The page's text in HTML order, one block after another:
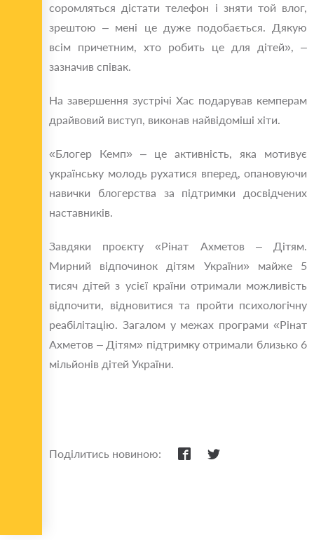
соромляться дістати телефон і зняти той влог,
зрештою – мені це дуже подобається. Дякую
всім причетним, хто робить це для дітей», –
зазначив співак.
На завершення зустрічі Хас подарував кемперам
драйвовий виступ, виконав найвідоміші хіти.
«Блогер Кемп» – це активність, яка мотивує
українську молодь рухатися вперед, опановуючи
навички блогерства за підтримки досвідчених
наставників.
Завдяки проєкту «Рінат Ахметов – Дітям.
Мирний відпочинок дітям України» майже 5
тисяч дітей з усієї країни отримали можливість
відпочити, відновитися та пройти психологічну
реабілітацію. Загалом у межах програми «Рінат
Ахметов – Дітям» підтримку отримали близько 6
мільйонів дітей України.
Поділитись новиною: